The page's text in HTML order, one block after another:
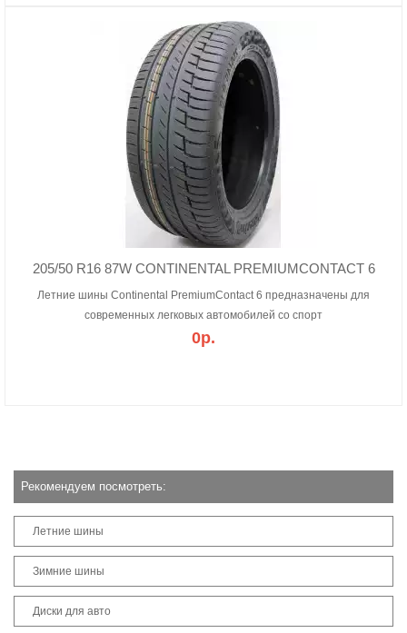
205/50 R16 87W CONTINENTAL PREMIUMCONTACT 6
Летние шины Continental PremiumContact 6 предназначены для
современных легковых автомобилей со спорт
0р.
Рекомендуем посмотреть:
Летние шины
Зимние шины
Диски для авто